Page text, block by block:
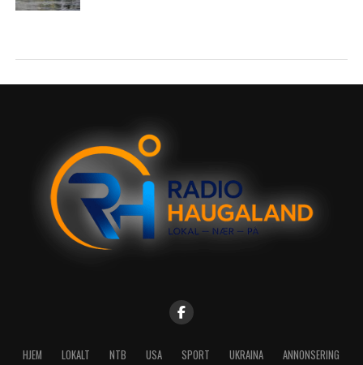
HJEM LOKALT NTB USA SPORT UKRAINA ANNONSERING